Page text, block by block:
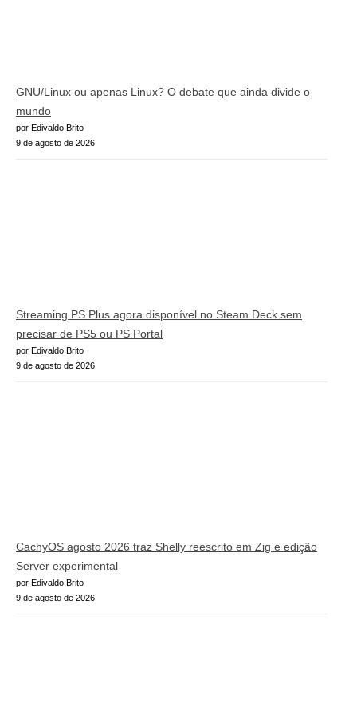
GNU/Linux ou apenas Linux? O debate que ainda divide o
mundo
por Edivaldo Brito
9 de agosto de 2026
Streaming PS Plus agora disponível no Steam Deck sem
precisar de PS5 ou PS Portal
por Edivaldo Brito
9 de agosto de 2026
CachyOS agosto 2026 traz Shelly reescrito em Zig e edição
Server experimental
por Edivaldo Brito
9 de agosto de 2026